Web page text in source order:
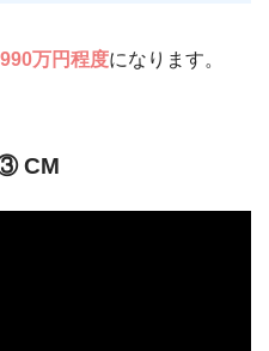
990万円程度になります。
CM